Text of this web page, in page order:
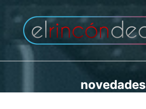
contenido
novedades